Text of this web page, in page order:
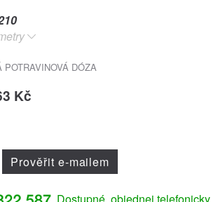
POTRAVINOVÁ DÓZA
Kč
Prověřit e-mailem